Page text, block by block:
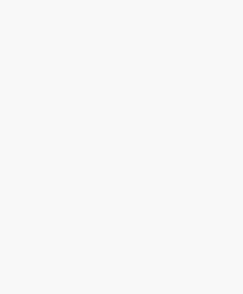
Đạo và Ngày Đại Hung kéo
ở
Hung